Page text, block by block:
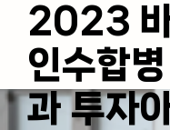
2023
인수합
과 투자